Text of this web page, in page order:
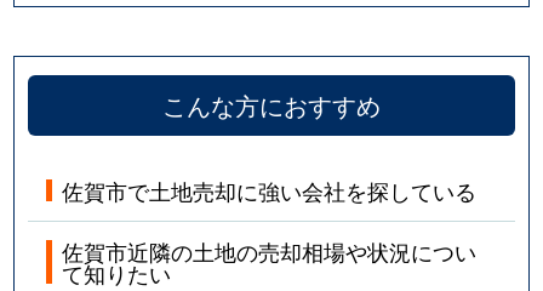
こんな方におすすめ
佐賀市で土地売却に強い会社を探している
佐賀市近隣の土地の売却相場や状況につい
て知りたい